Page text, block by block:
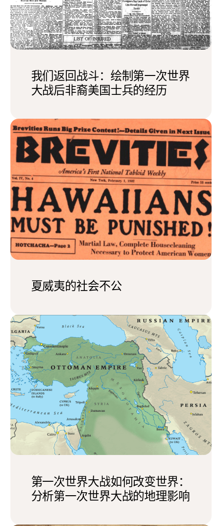
我们返回战斗：绘制第一次世界
大战后非裔美国士兵的经历
夏威夷的社会不公
第一次世界大战如何改变世界：
分析第一次世界大战的地理影响